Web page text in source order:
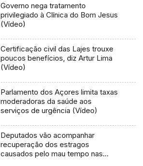
Governo nega tratamento
privilegiado à Clínica do Bom Jesus
(Vídeo)
Certificação civil das Lajes trouxe
poucos benefícios, diz Artur Lima
(Vídeo)
Parlamento dos Açores limita taxas
moderadoras da saúde aos
serviços de urgência (Vídeo)
Deputados vão acompanhar
recuperação dos estragos
causados pelo mau tempo nas